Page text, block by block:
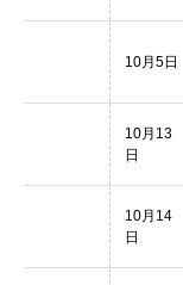
10月5日
10月13
日
10月14
日